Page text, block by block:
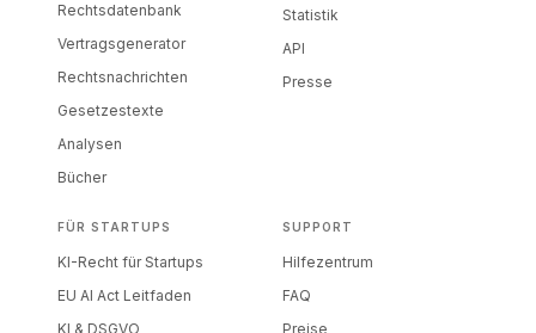
Rechtsdatenbank
Vertragsgenerator
Rechtsnachrichten
Gesetzestexte
Analysen
Bücher
Statistik
API
Presse
FÜR STARTUPS
KI-Recht für Startups
EU AI Act Leitfaden
KI & DSGVO
SUPPORT
Hilfezentrum
FAQ
Preise